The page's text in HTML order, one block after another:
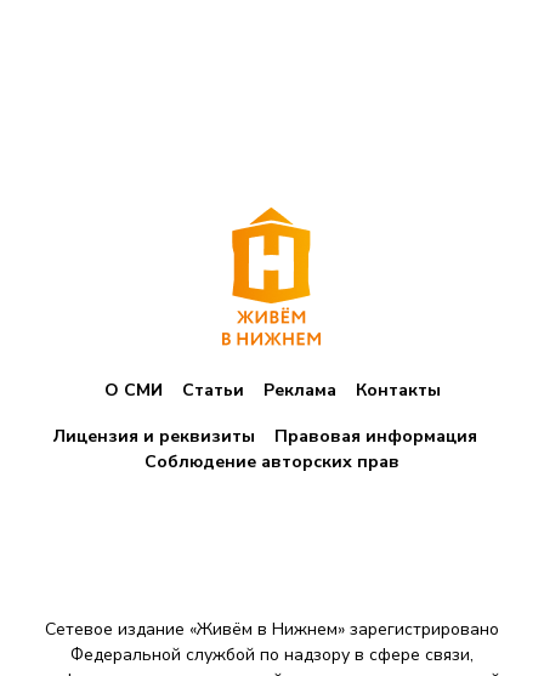
О СМИ Статьи Реклама
Контакты
Лицензия и реквизиты
Правовая информация
Соблюдение авторских прав
Сетевое издание «Живём в Нижнем» зарегистрировано
Федеральной службой по надзору в сфере связи,